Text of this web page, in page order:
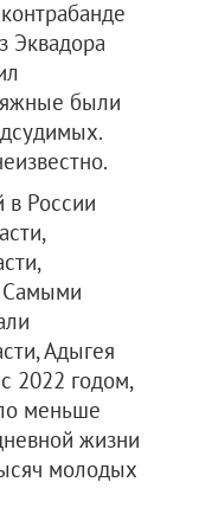
Эквадора
были
в России
Самыми
Адыгея
2022 годом,
меньше
жизни
молодых